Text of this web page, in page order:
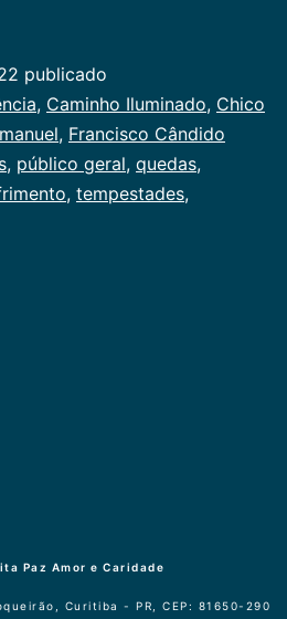
publicado
, Caminho Iluminado, Chico
, Francisco Cândido
, público geral, quedas,
, tempestades,
Paz Amor e Caridade
Curitiba - PR, CEP: 81650-290